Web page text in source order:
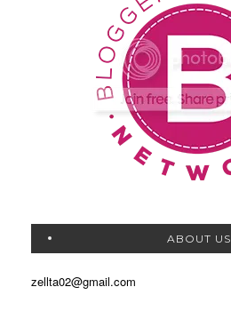
ABOUT US
zellta02@gmail.com